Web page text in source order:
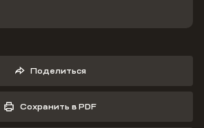
Поделиться
Сохранить в PDF